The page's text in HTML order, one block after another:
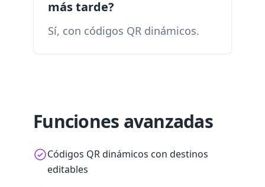
más tarde?
Sí, con códigos QR dinámicos.
Funciones avanzadas
Códigos QR dinámicos con destinos
editables